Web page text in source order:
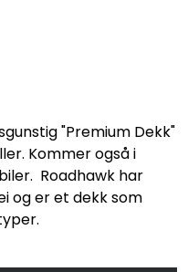
"Premium Dekk"
Kommer også i
Roadhawk har
og er et dekk som